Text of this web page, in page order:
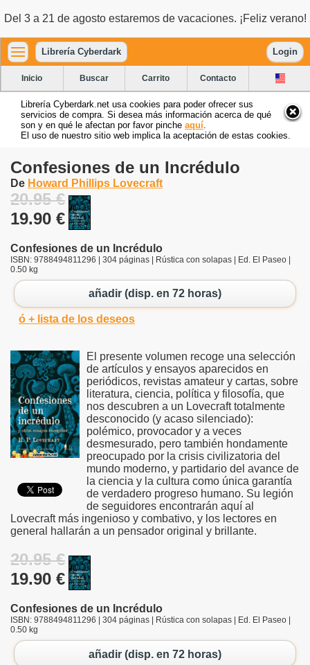
Del 3 a 21 de agosto estaremos de vacaciones. ¡Feliz verano!
Librería Cyberdark Login
Inicio Buscar Carrito Contacto
Librería Cyberdark.net usa cookies para poder ofrecer sus
servicios de compra. Si desea más información acerca de qué
son y en qué le afectan por favor pinche aquí
El uso de nuestro sitio web implica la aceptación de estas cookies.
Confesiones de un Incrédulo
De Howard Phillips Lovecraft
20.95 €
19.90 €
Confesiones de un Incrédulo
ISBN: 9788494811296 | 304 páginas | Rústica con solapas | Ed. El Paseo |
0.50 kg
añadir (disp. en 72 horas)
ó + lista de los deseos
El presente volumen recoge una selección
de artículos y ensayos aparecidos en
periódicos, revistas amateur y cartas, sobre
literatura, ciencia, política y filosofía, que
nos descubren a un Lovecraft totalmente
desconocido (y acaso silenciado):
polémico, provocador y a veces
desmesurado, pero también hondamente
preocupado por la crisis civilizatoria del
mundo moderno, y partidario del avance de
la ciencia y la cultura como única garantía
de verdadero progreso humano. Su legión
de seguidores encontrarán aquí al
Lovecraft más ingenioso y combativo, y los lectores en
general hallarán a un pensador original y brillante.
20.95 €
19.90 €
Confesiones de un Incrédulo
ISBN: 9788494811296 | 304 páginas | Rústica con solapas | Ed. El Paseo |
0.50 kg
añadir (disp. en 72 horas)